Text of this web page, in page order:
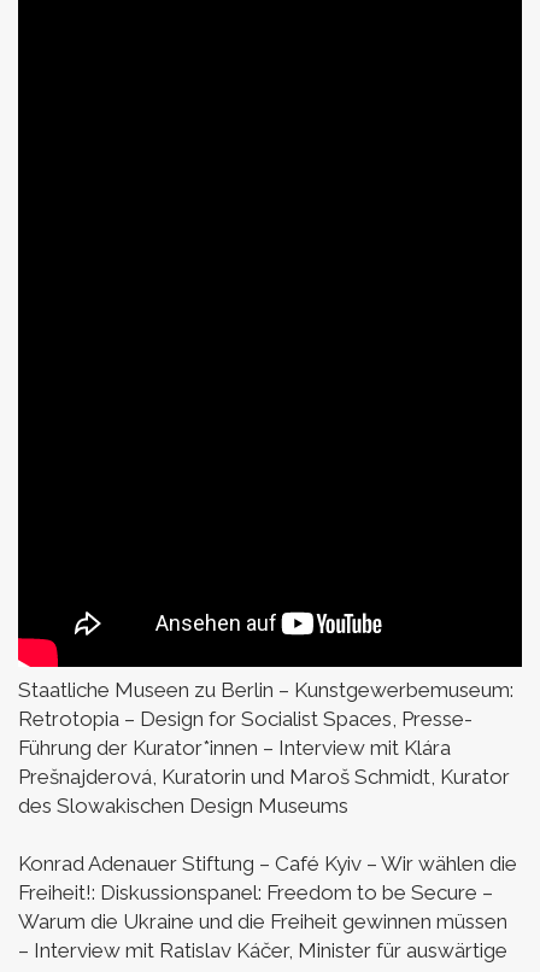
Staatliche Museen zu Berlin – Kunstgewerbemuseum:
Retrotopia – Design for Socialist Spaces, Presse-
Führung der Kurator*innen – Interview mit Klára
Prešnajderová, Kuratorin und Maroš Schmidt, Kurator
des Slowakischen Design Museums
Konrad Adenauer Stiftung – Café Kyiv – Wir wählen die
Freiheit!: Diskussionspanel: Freedom to be Secure –
Warum die Ukraine und die Freiheit gewinnen müssen
– Interview mit Ratislav Káčer, Minister für auswärtige